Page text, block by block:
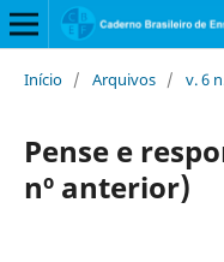
Início / Arquivos / v. 6
Pense e
nº anterior)